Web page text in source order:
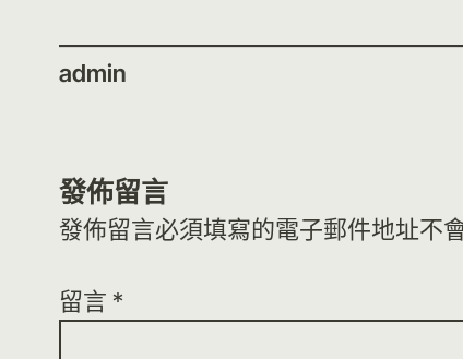
admin
發佈留言
發佈留言必須填寫的電子郵件地址不
留言 *